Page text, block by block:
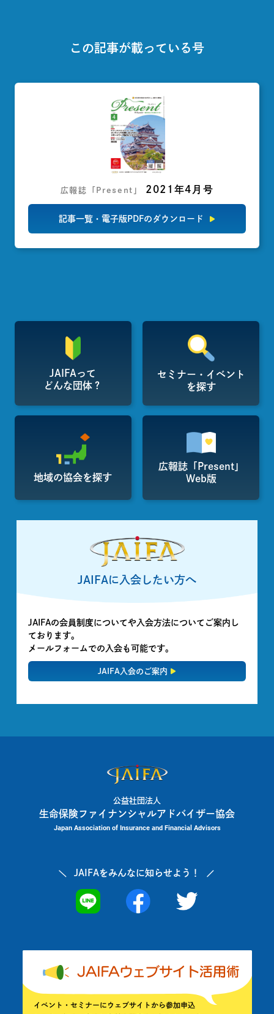
この記事が載っている号
広報誌「Present」 2021年4月号
記事一覧・電子版PDFのダウンロード
JAIFAって
どんな団体？
セミナー・イベント
を探す
地域の協会を探す
広報誌「Present」
Web版
JAIFAに入会したい方へ
JAIFAの会員制度についてや入会方法についてご案内し
ております。
メールフォームでの入会も可能です。
JAIFA入会のご案内
公益社団法人
生命保険ファイナンシャルアドバイザー協会
Japan Association of Insurance and Financial Advisors
JAIFAをみんなに知らせよう！